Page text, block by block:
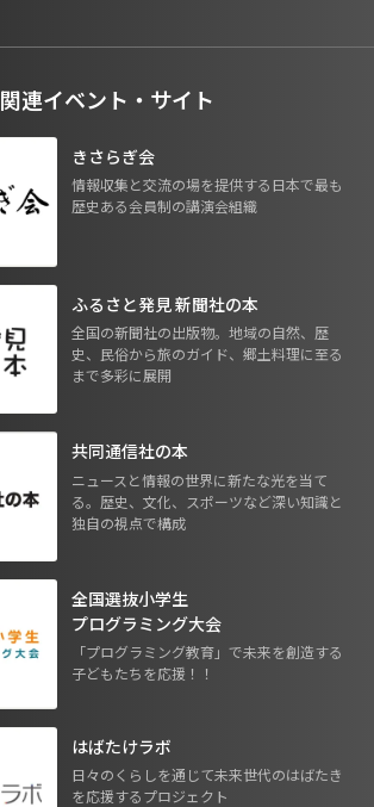
関連イベント・サイト
きさらぎ会
情報収集と交流の場を提供する日本で最も
歴史ある会員制の講演会組織
ふるさと発見 新聞社の本
全国の新聞社の出版物。地域の自然、歴
史、民俗から旅のガイド、郷土料理に至る
まで多彩に展開
共同通信社の本
ニュースと情報の世界に新たな光を当て
る。歴史、文化、スポーツなど深い知識と
独自の視点で構成
全国選抜小学生
プログラミング大会
「プログラミング教育」で未来を創造する
子どもたちを応援！！
はばたけラボ
日々のくらしを通じて未来世代のはばたき
を応援するプロジェクト